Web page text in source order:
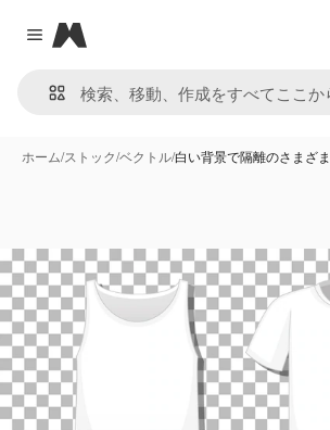
Close menu
Magnific
ホーム/ストック/ベクトル/白い背景で隔離のさまざ